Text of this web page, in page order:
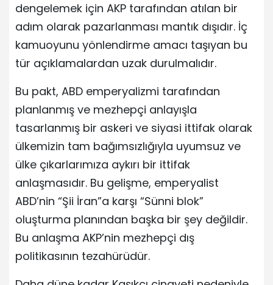
dengelemek için AKP tarafından atılan bir
adım olarak pazarlanması mantık dışıdır. İç
kamuoyunu yönlendirme amacı taşıyan bu
tür açıklamalardan uzak durulmalıdır.
Bu pakt, ABD emperyalizmi tarafından
planlanmış ve mezhepçi anlayışla
tasarlanmış bir askeri ve siyasi ittifak olarak
ülkemizin tam bağımsızlığıyla uyumsuz ve
ülke çıkarlarımıza aykırı bir ittifak
anlaşmasıdır. Bu gelişme, emperyalist
ABD’nin “Şii İran”a karşı “Sünni blok”
oluşturma planından başka bir şey değildir.
Bu anlaşma AKP’nin mezhepçi dış
politikasının tezahürüdür.